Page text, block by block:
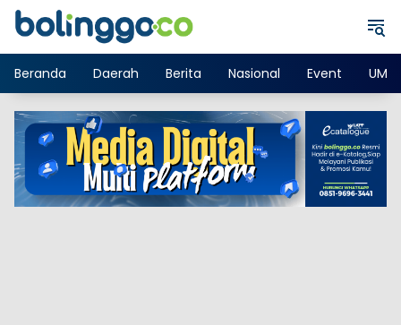
Langsung
Beranda
Daerah Berita Nasional Event